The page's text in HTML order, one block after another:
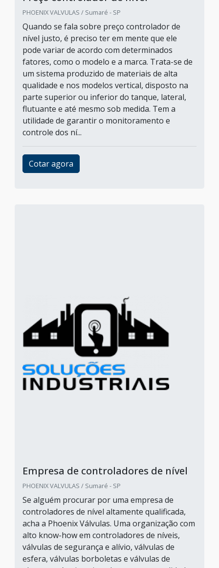
PHOENIX VALVULAS / Sumaré - SP
Quando se fala sobre preço controlador de
nível justo, é preciso ter em mente que ele
pode variar de acordo com determinados
fatores, como o modelo e a marca. Trata-se de
um sistema produzido de materiais de alta
qualidade e nos modelos vertical, disposto na
parte superior ou inferior do tanque, lateral,
flutuante e até mesmo sob medida. Tem a
utilidade de garantir o monitoramento e
controle dos ní...
Cotar agora
Empresa de controladores de nível
PHOENIX VALVULAS / Sumaré - SP
Se alguém procurar por uma empresa de
controladores de nível altamente qualificada,
acha a Phoenix Válvulas. Uma organização com
alto know-how em controladores de níveis,
válvulas de segurança e alívio, válvulas de
esfera, válvulas borboletas e válvulas de